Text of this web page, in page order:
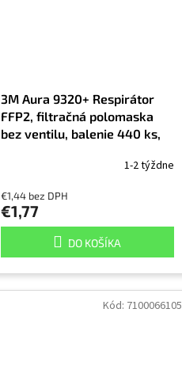
3M Aura 9320+ Respirátor
FFP2, filtračná polomaska
bez ventilu, balenie 440 ks,
1-2 týždne
€1,44 bez DPH
€1,77
DO KOŠÍKA
Kód: 7100066105